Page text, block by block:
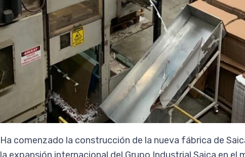
Ha comenzado la construcción de la nueva fábrica de